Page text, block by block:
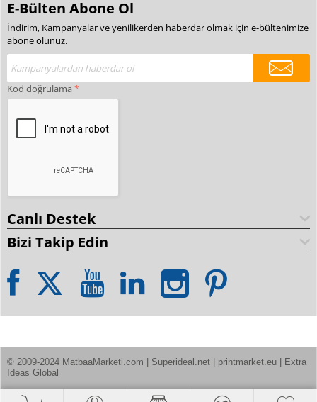
E-Bülten Abone Ol
İndirim, Kampanyalar ve yenilikerden haberdar olmak için e-bültenimize
abone olunuz.
Kod doğrulama
Canlı Destek
Bizi Takip Edin
© 2009-2024 MatbaaMarketi.com | Superideal.net | printmarket.eu | Extra
Ideas Global